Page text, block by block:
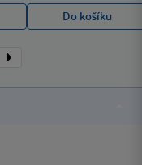
Do košíku